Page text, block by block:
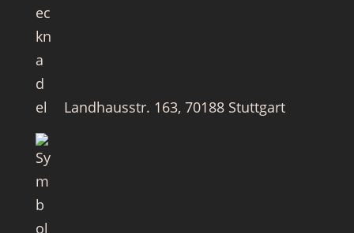
Landhausstr. 163, 70188 Stuttgart